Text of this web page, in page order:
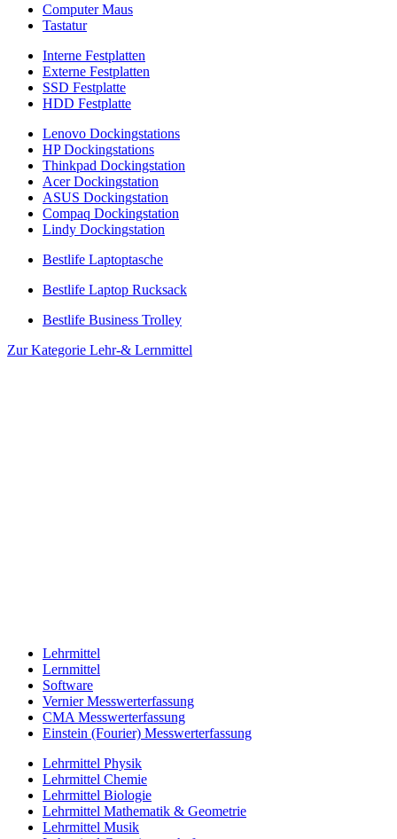
Computer Maus
Tastatur
Interne Festplatten
Externe Festplatten
SSD Festplatte
HDD Festplatte
Lenovo Dockingstations
HP Dockingstations
Thinkpad Dockingstation
Acer Dockingstation
ASUS Dockingstation
Compaq Dockingstation
Lindy Dockingstation
Bestlife Laptoptasche
Bestlife Laptop Rucksack
Bestlife Business Trolley
Zur Kategorie Lehr-& Lernmittel
Lehrmittel
Lernmittel
Software
Vernier Messwerterfassung
CMA Messwerterfassung
Einstein (Fourier) Messwerterfassung
Lehrmittel Physik
Lehrmittel Chemie
Lehrmittel Biologie
Lehrmittel Mathematik & Geometrie
Lehrmittel Musik